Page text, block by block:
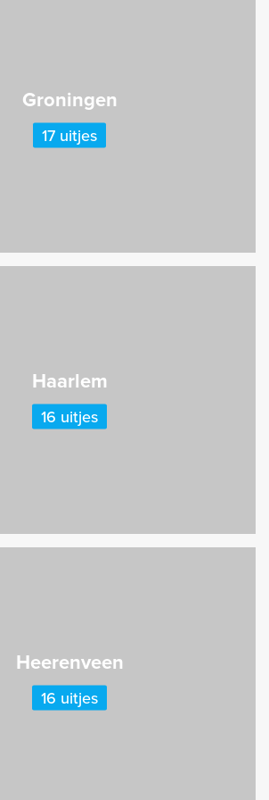
Groningen
17 uitjes
Haarlem
16 uitjes
Heerenveen
16 uitjes